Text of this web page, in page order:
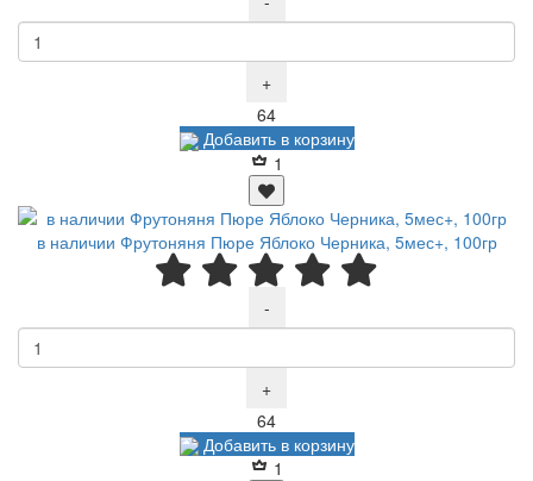
+
64Р
Добавить в корзину
1
в наличии Фрутоняня Пюре Яблоко Черника, 5мес+, 100гр
-
+
64Р
Добавить в корзину
1